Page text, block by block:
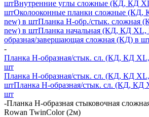
штВнутренние углы сложные (КД, КД
штОколооконные планки сложные
new) в штПланка H-обр./стык.
new) в штПланка начальная (КД, КД
образная/завершающая сложная (КД) в
-
Планка H-образная/стык. сл. (КД, КД
шт
Планка H-образная/стык. сл. (КД, КД
штПланка H-образная/стык. сл. (КД, КД
шт
-Планка Н-образная стыковочная
Rowan TwinColor (2м)